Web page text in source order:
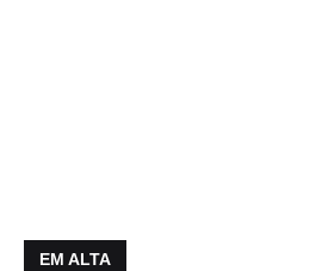
EM ALTA